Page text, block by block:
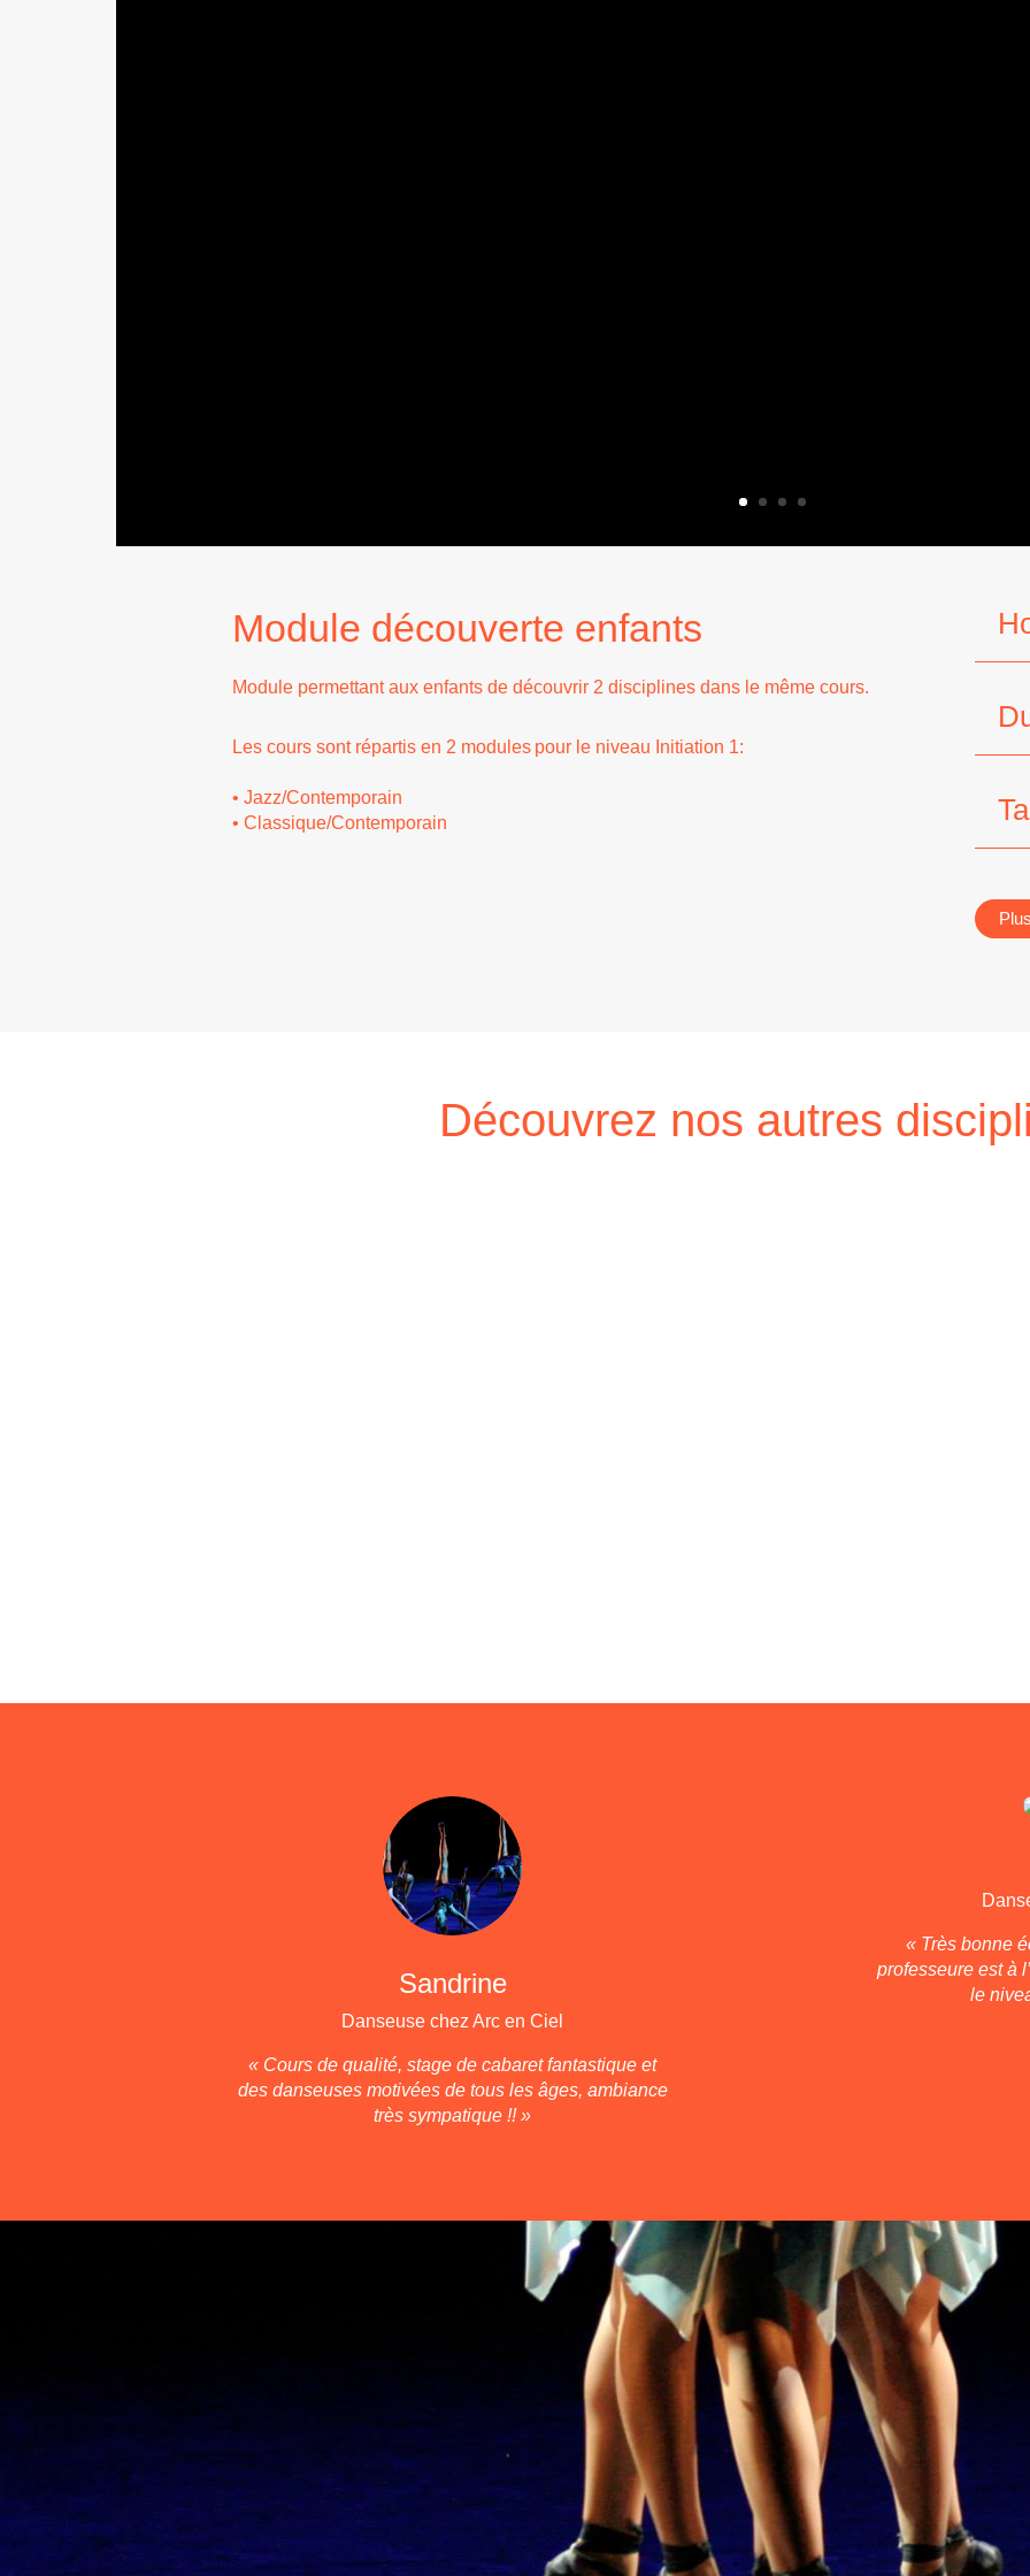
Module découverte enfants
Module permettant aux enfants de découvrir 2 disciplines dans le même cours.
Les cours sont répartis en 2 modules pour le niveau Initiation 1:
• Jazz/Contemporain
• Classique/Contemporain
Découvrez nos autres
Sandrine
Danseuse chez Arc en Ciel
« Cours de qualité, stage de cabaret fantastique et
des danseuses motivées de tous les âges, ambiance
très sympatique !! »
« Très bonne
professeure est à
le